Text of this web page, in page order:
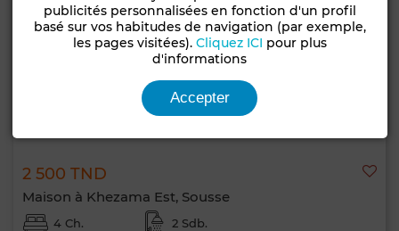
2 500 TND
Maison à Khezama Est, Sousse
4 Ch. 2 Sdb.
publicités personnalisées en fonction d'un profil
basé sur vos habitudes de navigation (par exemple,
les pages visitées). Cliquez ICI pour plus
d'informations
Accepter